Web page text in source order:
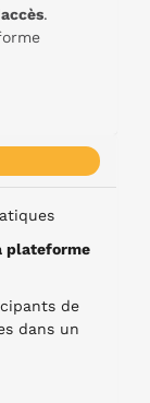
.
plateforme
de
dans un